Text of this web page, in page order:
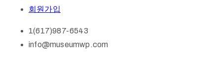
회원가입
1(617)987-6543
info@museumwp.com